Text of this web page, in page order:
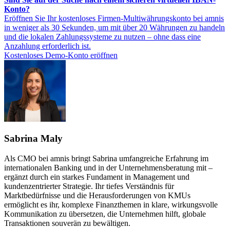
Konto?
Eröffnen Sie Ihr kostenloses Firmen-Multiwährungskonto bei amnis
in weniger als 30 Sekunden, um mit über 20 Währungen zu handeln
und die lokalen Zahlungssysteme zu nutzen – ohne dass eine
Anzahlung erforderlich ist.
Kostenloses Demo-Konto eröffnen
Sabrina Maly
Als CMO bei amnis bringt Sabrina umfangreiche Erfahrung im
internationalen Banking und in der Unternehmensberatung mit –
ergänzt durch ein starkes Fundament in Management und
kundenzentrierter Strategie. Ihr tiefes Verständnis für
Marktbedürfnisse und die Herausforderungen von KMUs
ermöglicht es ihr, komplexe Finanzthemen in klare, wirkungsvolle
Kommunikation zu übersetzen, die Unternehmen hilft, globale
Transaktionen souverän zu bewältigen.